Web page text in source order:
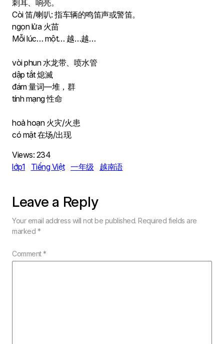
刺耳、响亮。
Còi 笛/喇叭: 指车辆的鸣笛声或警笛。
ngọn lửa 火苗
Mỗi lúc… một… 越…越…
vòi phun 水龙带、喷水管
dập tắt 熄滅
đám 量词—堆，群
tính mạng 性命
hoả hoạn 火灾/火患
có mặt 在场/出现
Views: 234
lớp1
Tiếng Việt 一年级 越南语
Leave a Reply
Your email address will not be published. Required fields are
marked *
Comment*